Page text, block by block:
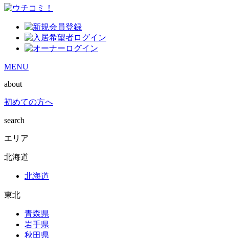
MENU
about
初めての方へ
search
エリア
北海道
北海道
東北
青森県
岩手県
秋田県